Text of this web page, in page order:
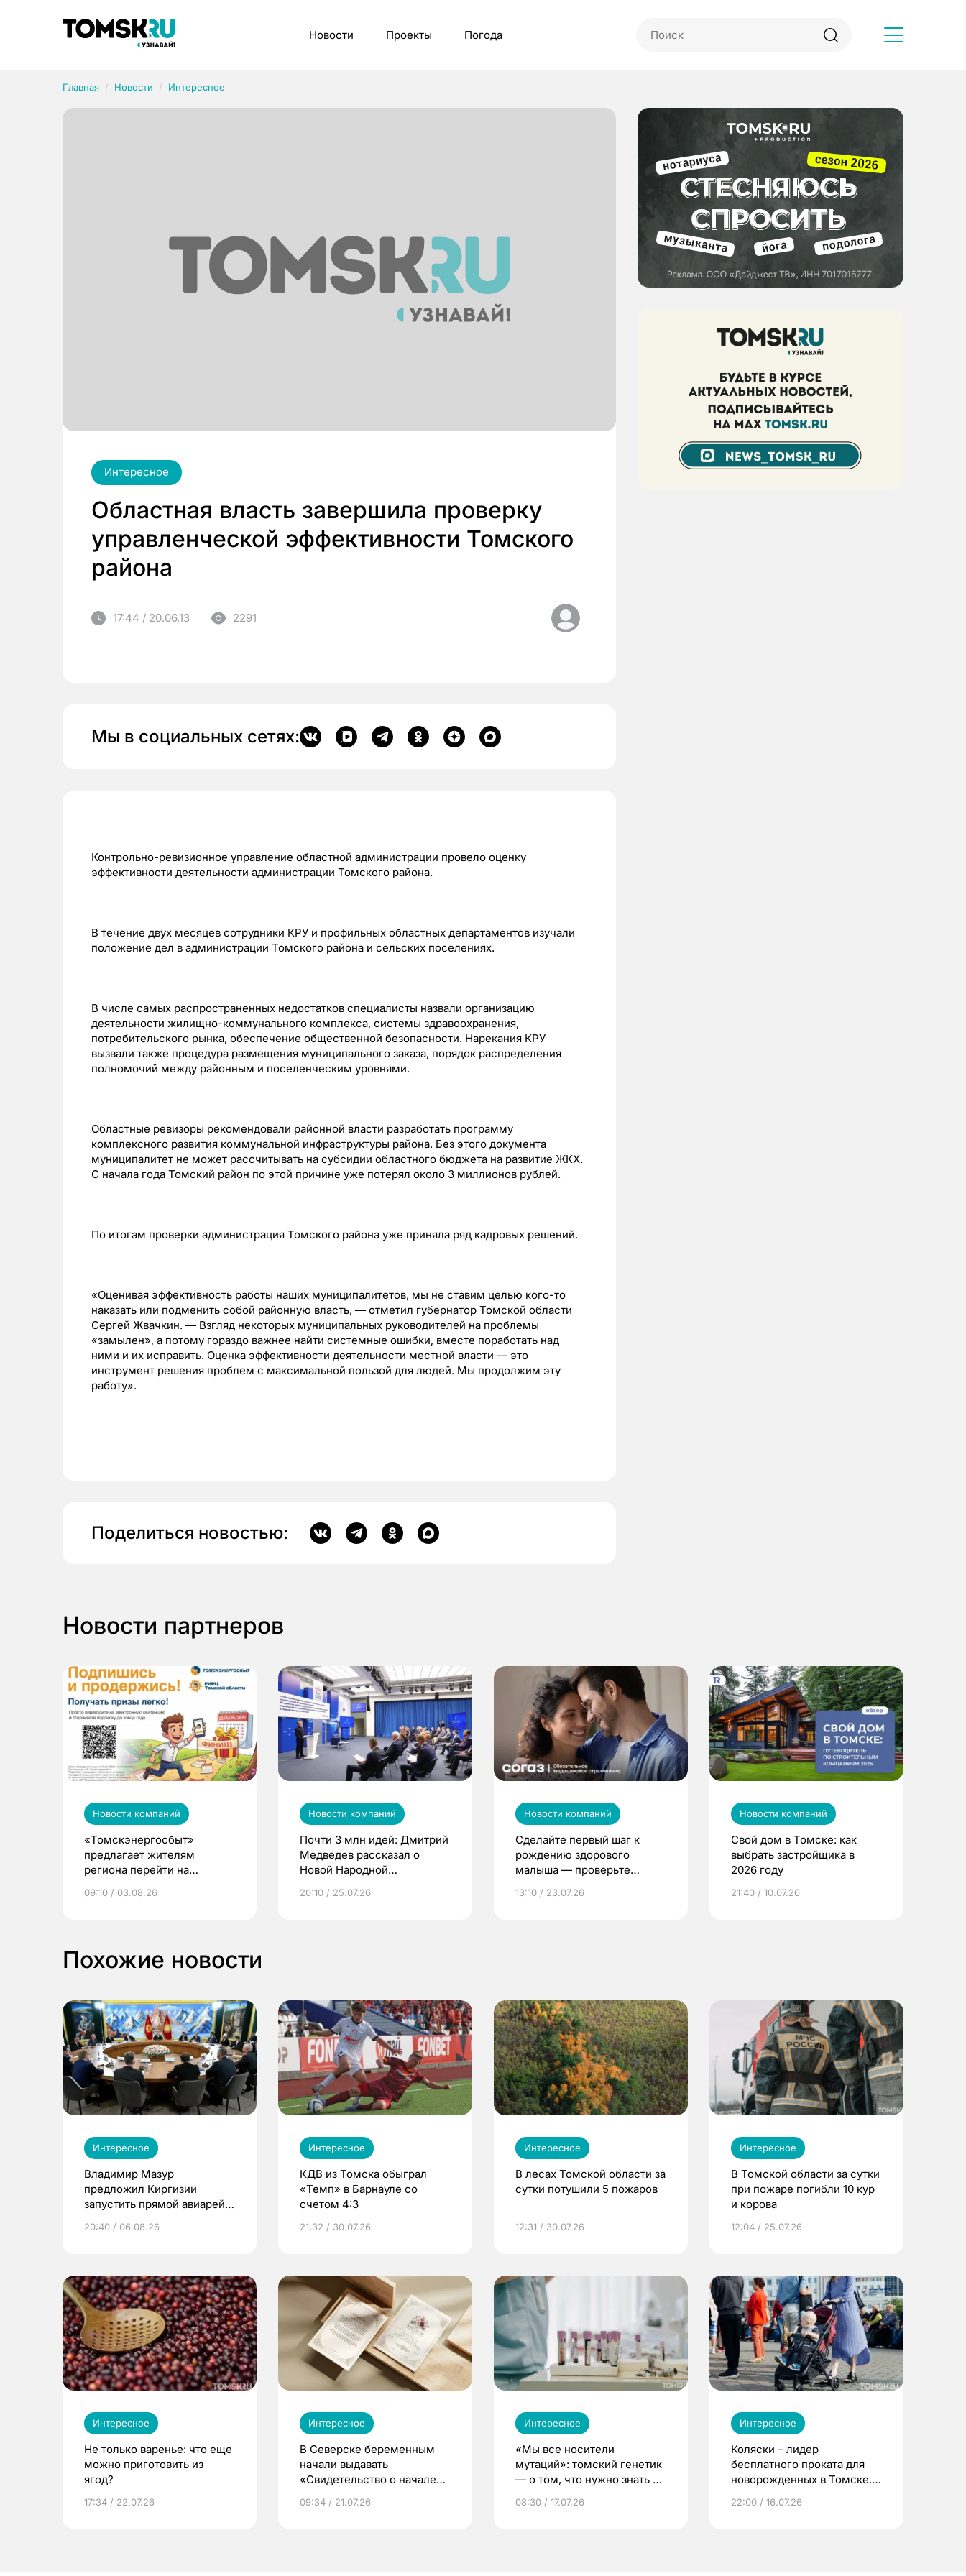
Новости Проекты Погода
Главная Новости Интересное
Интересное
Областная власть завершила проверку
управленческой эффективности Томского
района
17:44 / 20.06.13 2291
Мы в социальных сетях:
Контрольно-ревизионное управление областной администрации провело оценку
эффективности деятельности администрации Томского района.
В течение двух месяцев сотрудники КРУ и профильных областных департаментов изучали
положение дел в администрации Томского района и сельских поселениях.
В числе самых распространенных недостатков специалисты назвали организацию
деятельности жилищно-коммунального комплекса, системы здравоохранения,
потребительского рынка, обеспечение общественной безопасности. Нарекания КРУ
вызвали также процедура размещения муниципального заказа, порядок распределения
полномочий между районным и поселенческим уровнями.
Областные ревизоры рекомендовали районной власти разработать программу
комплексного развития коммунальной инфраструктуры района. Без этого документа
муниципалитет не может рассчитывать на субсидии областного бюджета на развитие ЖКХ.
С начала года Томский район по этой причине уже потерял около 3 миллионов рублей.
По итогам проверки администрация Томского района уже приняла ряд кадровых решений.
«Оценивая эффективность работы наших муниципалитетов, мы не ставим целью кого-то
наказать или подменить собой районную власть, — отметил губернатор Томской области
Сергей Жвачкин. — Взгляд некоторых муниципальных руководителей на проблемы
«замылен», а потому гораздо важнее найти системные ошибки, вместе поработать над
ними и их исправить. Оценка эффективности деятельности местной власти — это
инструмент решения проблем с максимальной пользой для людей. Мы продолжим эту
работу».
Поделиться новостью:
Новости партнеров
Новости компаний
«Томскэнергосбыт»
предлагает жителям
региона перейти на
выиграть призы
09:10 / 03.08.26
Новости компаний
Почти 3 млн идей: Дмитрий
Медведев рассказал о
Новой Народной
20:10 / 25.07.26
Новости компаний
Сделайте первый шаг к
рождению здорового
малыша — проверьте
по ОМС!
13:10 / 23.07.26
Новости компаний
Свой дом в Томске: как
выбрать застройщика в
2026 году
21:40 / 10.07.26
Похожие новости
Интересное
Владимир Мазур
предложил Киргизии
запустить прямой авиарейс
20:40 / 06.08.26
Интересное
КДВ из Томска обыграл
«Темп» в Барнауле со
счетом 4:3
21:32 / 30.07.26
Интересное
В лесах Томской области за
сутки потушили 5 пожаров
12:31 / 30.07.26
Интересное
В Томской области за сутки
при пожаре погибли 10 кур
и корова
12:04 / 25.07.26
Интересное
Не только варенье: что еще
можно приготовить из
ягод?
17:34 / 22.07.26
Интересное
В Северске беременным
начали выдавать
«Свидетельство о начале
09:34 / 21.07.26
Интересное
«Мы все носители
мутаций»: томский генетик
— о том, что нужно знать до
08:30 / 17.07.26
Интересное
Коляски – лидер
бесплатного проката для
новорожденных в Томске.
22:00 / 16.07.26
Рубрики